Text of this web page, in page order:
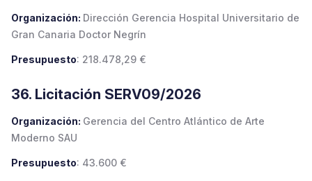
Organización: Dirección Gerencia Hospital Universitario de
Gran Canaria Doctor Negrín
Presupuesto: 218.478,29 €
36. Licitación SERV09/2026
Organización: Gerencia del Centro Atlántico de Arte
Moderno SAU
Presupuesto: 43.600 €